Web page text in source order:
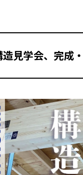
造見学会、完成
示場
イベント